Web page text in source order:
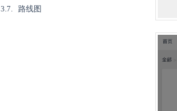
3.7. 路线图